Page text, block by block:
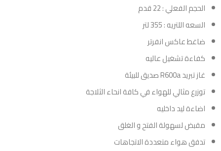
الحجم الفعلي : 22 قدم
السعه اللتريه : 355 لتر
ضاغط عاكس انفرتر
كفاءة تشغيل عاليه
غاز تبريد R600a صديق للبيئة
توزرع مثالي للهواء في كافة انحاء الثلاجة
اضاءة ليد داخليه
مقبض لسهولة الفتح و الغلق
تدفق هواء متعددة الاتجاهات